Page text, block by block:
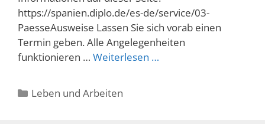
https://spanien.diplo.de/es-de/service/03-
PaesseAusweise Lassen Sie sich vorab einen
Termin geben. Alle Angelegenheiten
funktionieren … Weiterlesen …
Kategorien
Leben und Arbeiten